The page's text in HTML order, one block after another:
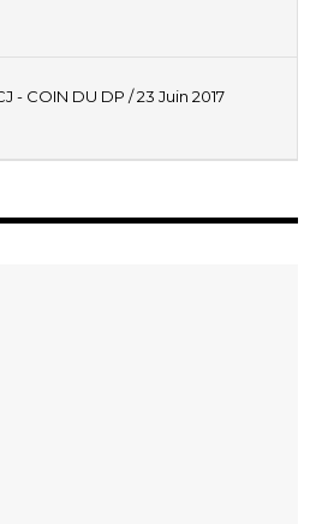
- COIN DU DP / 23 Juin 2017